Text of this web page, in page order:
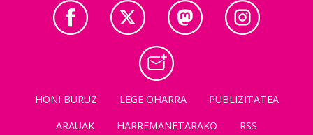
HONI BURUZ LEGE OHARRA
PUBLIZITATEA
ARAUAK
HARREMANETARAKO RSS